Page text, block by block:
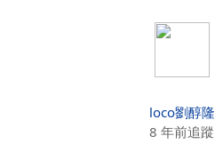
loco劉醇隆
8 年前追蹤